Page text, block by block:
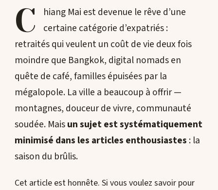
C
hiang Mai est devenue le rêve d’une
certaine catégorie d’expatriés :
retraités qui veulent un coût de vie deux fois
moindre que Bangkok, digital nomads en
quête de café, familles épuisées par la
mégalopole. La ville a beaucoup à offrir —
montagnes, douceur de vivre, communauté
soudée. Maisun sujet est systématiquement
minimisé dans les articles enthousiastes : la
saison du brûlis.
Cet article est honnête. Si vous voulez savoir pour